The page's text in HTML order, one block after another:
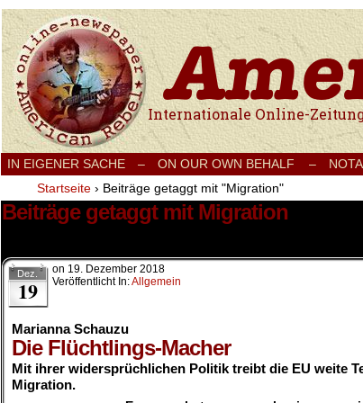
Internationale Onlinezeitung für
IN EIGENER SACHE – ON OUR OWN BEHALF –
Startseite › Beiträge getaggt mit "Migration"
Beiträge getaggt mit Migration
Dez.
19
on 19. Dezember 2018
Veröffentlicht In:Allgemein
Marianna Schauzu
Die Flüchtlings-Macher
Mit ihrer widersprüchlichen Politik treibt die EU weite
Migration.